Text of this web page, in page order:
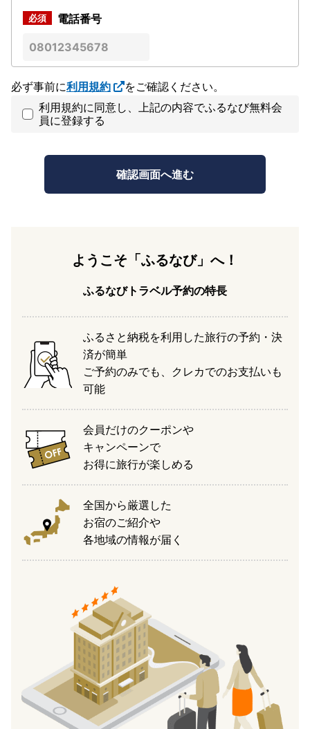
電話番号
必ず事前に利用規約
をご確認ください。
利用規約に同意し、上記の内容でふるなび無料会
員に登録する
ようこそ「ふるなび」へ！
ふるなびトラベル予約の特長
ふるさと納税を利用した旅行の予約・決
済が簡単
ご予約のみでも、クレカでのお支払いも
可能
会員だけのクーポンや
キャンペーンで
お得に旅行が楽しめる
全国から厳選した
お宿のご紹介や
各地域の情報が届く